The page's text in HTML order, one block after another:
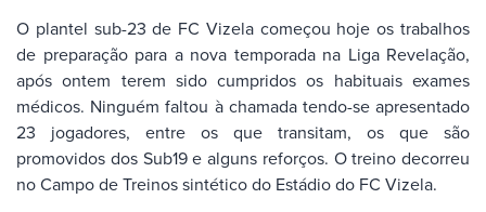
O plantel sub-23 de FC Vizela começou hoje os trabalhos
de preparação para a nova temporada na Liga Revelação,
após ontem terem sido cumpridos os habituais exames
médicos. Ninguém faltou à chamada tendo-se apresentado
23 jogadores, entre os que transitam, os que são
promovidos dos Sub19 e alguns reforços. O treino decorreu
no Campo de Treinos sintético do Estádio do FC Vizela.